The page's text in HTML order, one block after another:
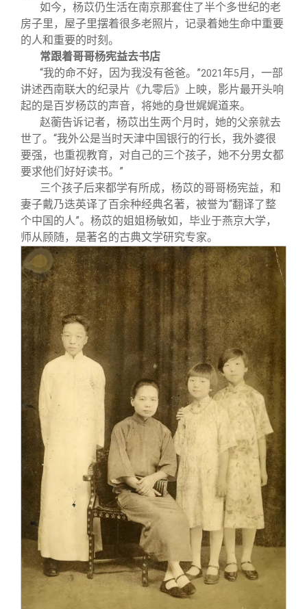
如今，杨苡仍生活在南京那套住了半个多世纪的老
房子里，屋子里摆着很多老照片，记录着她生命中重要
的人和重要的时刻。
常跟着哥哥杨宪益去书店
“我的命不好，因为我没有爸爸。”2021 年5月，一部
讲述西南联大的纪录片《九零后》上映，影片最开头响
起的是百岁杨苡的声音，将她的身世娓娓道来。
赵蘅告诉记者，杨苡出生两个月时，她的父亲就去
世了。“我外公是当时天津中国银行的行长，我外婆很
要强，也重视教育，对自己的三个孩子，她不分男女都
要求他们好好读书。”
三个孩子后来都学有所成，杨苡的哥哥杨宪益，和
妻子戴乃迭英译了百余种经典名著，被誉为“翻译了整
个中国的人”。杨苡的姐姐杨敏如，毕业于燕京大学，
师从顾随，是著名的古典文学研究专家。